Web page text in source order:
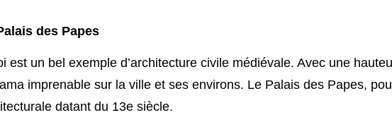
des Papes
est un bel exemple d’architecture civile médiévale. Avec une
imprenable sur la ville et ses environs. Le Palais des Papes,
datant du 13e siècle.